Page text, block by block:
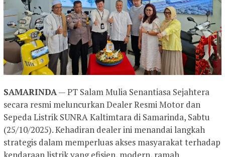
SAMARINDA— PT Salam Mulia Senantiasa Sejahtera
secara resmi meluncurkan Dealer Resmi Motor dan
Sepeda Listrik SUNRA Kaltimtara di Samarinda, Sabtu
(25/10/2025). Kehadiran dealer ini menandai langkah
strategis dalam memperluas akses masyarakat terhadap
kendaraan listrik yang efisien, modern, ramah